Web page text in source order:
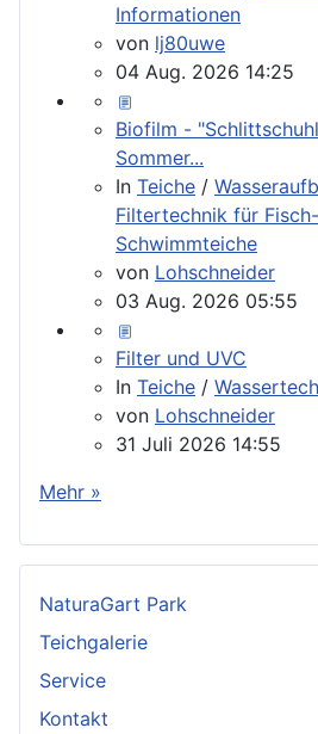
Informationen
von lj80uwe
04 Aug. 2026 14:25
Biofilm -
Sommer...
In Teiche /
Filtertechnik für
Schwimmteiche
von Lohschneider
03 Aug. 2026 05:55
Filter und UVC
In Teiche /
von Lohschneider
31 Juli 2026 14:55
Mehr »
NaturaGart Park
Teichgalerie
Service
Kontakt